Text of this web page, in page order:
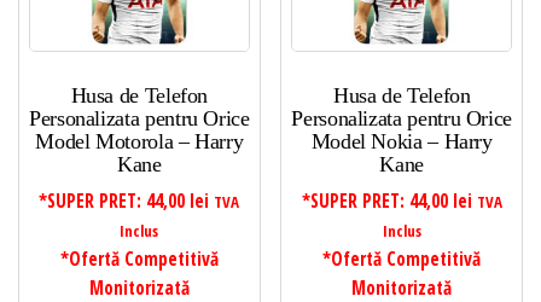
Husa de Telefon
Personalizata pentru Orice
Model Motorola – Harry
Kane
*SUPER PRET: 44,00 lei TVA
Inclus
*Ofertă Competitivă
Monitorizată
Husa de Telefon
Personalizata pentru Orice
Model Nokia – Harry
Kane
*SUPER PRET: 44,00 lei TVA
Inclus
*Ofertă Competitivă
Monitorizată